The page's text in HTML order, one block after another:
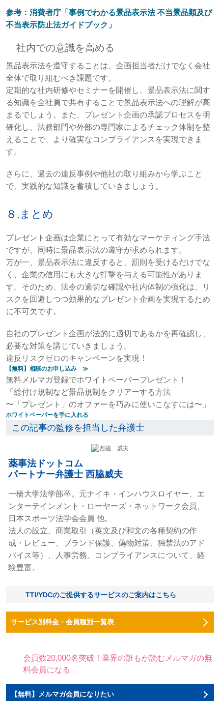
参考：消費者庁「事例でわかる景品表示法 不当景品類及び
不当表示防止法ガイドブック」
社内での意識を高める
景品表示法を遵守することは、企画担当者だけでなく会社
全体で取り組むべき課題です。
定期的な社内研修やセミナーを開催し、景品表示法に関す
る知識を全社員で共有することで景品表示法への理解が高
まるでしょう。また、プレゼント企画の承認プロセスを明
確化し、法務部門や外部の専門家によるチェック体制を整
えることで、より確実なコンプライアンスを実現できま
す。
さらに、過去の違反事例や他社の取り組みから学ぶこと
で、実践的な知識を蓄積していきましょう。
８.まとめ
プレゼント企画は企業にとって有効なマーケティング手法
ですが、同時に景品表示法の遵守が求められます。
万が一、景品表示法に違反すると、罰則を受けるだけでな
く、企業の信用にも大きな打撃を与える可能性がありま
す。そのため、法令の適切な確認や社内体制の強化は、リ
スクを回避しつつ効果的なプレゼント企画を実現するため
に不可欠です。
自社のプレゼント企画が法的に適切であるかを再確認し、
必要な対策を講じていきましょう。
違反リスクゼロのキャンペーンを実現！
【無料】相談のお申し込み ≫
無料メルマガ登録でホワイトペーパープレゼント！
「総付け規制など景品規制をクリアーする⽅法
〜「プレゼント」のオファーを巧みに使いこなすには〜」
ホワイトペーパーを手に入れる
この記事の監修を担当した弁護士
薬事法ドットコム
パートナー弁護士 西脇威夫
一橋大学法学部卒。元ナイキ・インハウスロイヤー、エ
ンターテインメント・ローヤーズ・ネットワーク会員、
日本スポーツ法学会会員 他。
法人の設立、商業取引（英文及び和文の各種契約の作
成・レビュー、ブランド保護、偽物対策、独禁法のアド
バイス等）、人事労務、コンプライアンスについて、経
験豊富。
TTI/YDCのご提供するサービスのご案内はこちら
サービス別料金・会員種別一覧表
会員数20,000名突破！業界の誰もが読むメルマガの無
料会員になる
【無料】メルマガ会員になりたい